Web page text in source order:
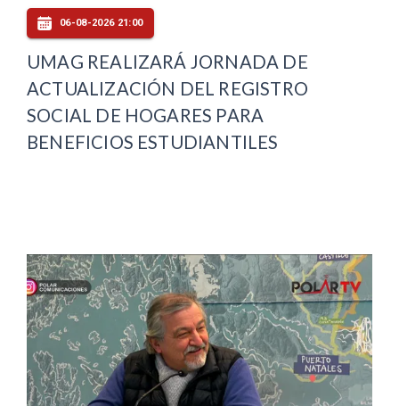
06-08-2026 21:00
UMAG REALIZARÁ JORNADA DE
ACTUALIZACIÓN DEL REGISTRO
SOCIAL DE HOGARES PARA
BENEFICIOS ESTUDIANTILES